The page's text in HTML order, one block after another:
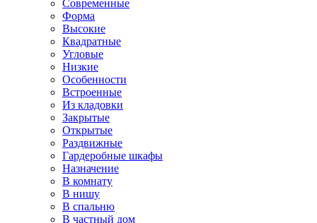
Современные
Форма
Высокие
Квадратные
Угловые
Низкие
Особенности
Встроенные
Из кладовки
Закрытые
Открытые
Раздвижные
Гардеробные шкафы
Назначение
В комнату
В нишу
В спальню
В частный дом